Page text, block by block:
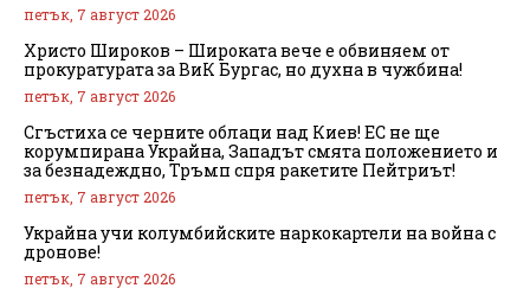
петък, 7 август 2026
Христо Широков – Широката вече е обвиняем от
прокуратурата за ВиК Бургас, но духна в чужбина!
петък, 7 август 2026
Сгъстиха се черните облаци над Киев! ЕС не ще
корумпирана Украйна, Западът смята положението и
за безнадеждно, Тръмп спря ракетите Пейтриът!
петък, 7 август 2026
Украйна учи колумбийските наркокартели на война с
дронове!
петък, 7 август 2026